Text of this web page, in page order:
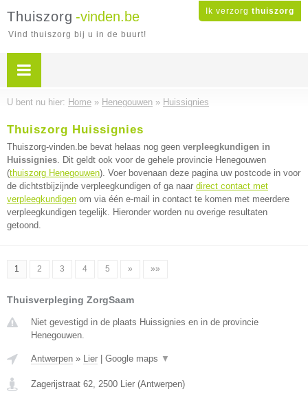
Ik verzorg thuiszorg
Thuiszorg -vinden.be
Vind thuiszorg bij u in de buurt!
U bent nu hier: Home » Henegouwen » Huissignies
Thuiszorg Huissignies
Thuiszorg-vinden.be bevat helaas nog geen verpleegkundigen in
Huissignies. Dit geldt ook voor de gehele provincie Henegouwen
(thuiszorg Henegouwen). Voer bovenaan deze pagina uw postcode in voor
de dichtstbijzijnde verpleegkundigen of ga naar direct contact met
verpleegkundigen om via één e-mail in contact te komen met meerdere
verpleegkundigen tegelijk. Hieronder worden nu overige resultaten
getoond.
1 2 3 4 5 » »»
Thuisverpleging ZorgSaam
Niet gevestigd in de plaats Huissignies en in de provincie
Henegouwen.
Antwerpen » Lier Google maps ▼
Zagerijstraat 62, 2500 Lier (Antwerpen)